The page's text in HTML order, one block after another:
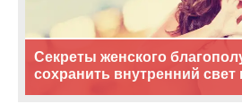
Секреты женского
сохранить внутренний